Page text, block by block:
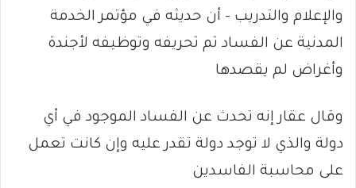
والإعلام والتدريب – أن حديثه في مؤتمر الخدمة
المدنية عن الفساد تم تحريفه وتوظيفه لأجندة
وأغراض لم يقصدها
وقال عقار إنه تحدث عن الفساد الموجود في أي
دولة والذي لا توجد دولة تقدر عليه وإن كانت تعمل
على محاسبة الفاسدين